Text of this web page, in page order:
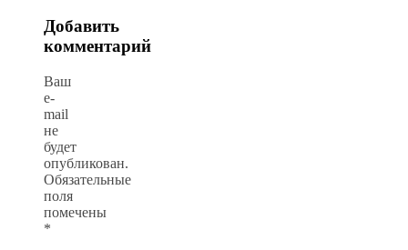
Добавить
комментарий
Ваш
e-
mail
не
будет
опубликован.
Обязательные
поля
помечены
*